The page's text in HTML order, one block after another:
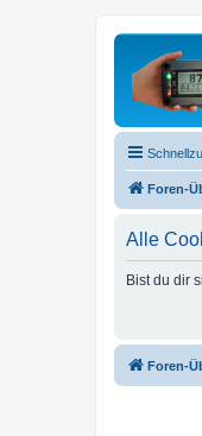
Foren-
Alle
Bist du dir
Foren-